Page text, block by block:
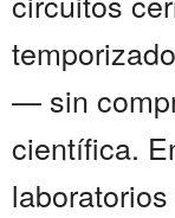
— sin
científica.